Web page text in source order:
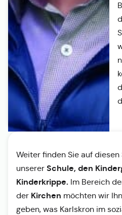
Weiter finden Sie auf
unserer Schule, den
Kinderkrippe. Im Bereich
der Kirchen möchten wir
geben, was Karlskron im